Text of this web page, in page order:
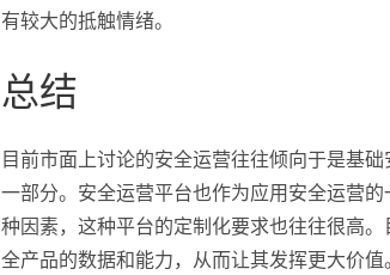
有较大的抵触情绪。
总结
目前市面上讨论的安全运营往往倾向于是基
一部分。安全运营平台也作为应用安全运营
种因素，这种平台的定制化要求也往往很高
全产品的数据和能力，从而让其发挥更大价